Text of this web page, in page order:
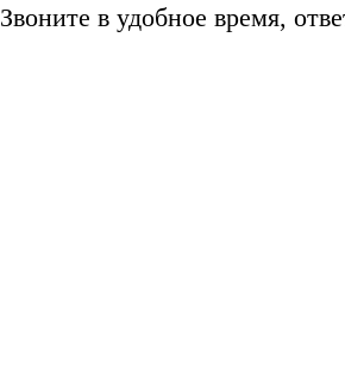
Звоните в удобное время,